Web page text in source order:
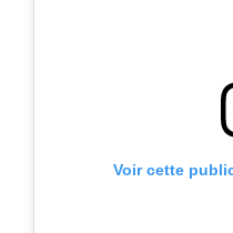
Voir cette